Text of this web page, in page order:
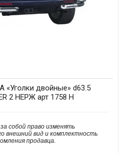
двойные» d63.5
2 НЕРЖ арт 1758 Н
собой право изменять
внешний вид и комплектность
продавца.